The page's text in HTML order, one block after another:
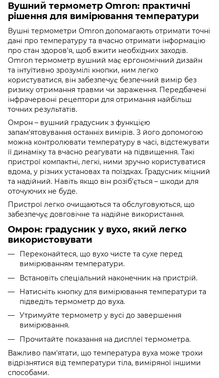
Вушний термометр Omron: практичні
рішення для вимірювання температури
Вушні термометри Omron допомагають отримати точні
дані про температуру та вчасно отримати інформацію
про стан здоров'я, щоб вжити необхідних заходів.
Omron термометр вушний має ергономічний дизайн
та інтуїтивно зрозумілі кнопки, ним легко
користуватися, він забезпечує безпечний вимір без
ризику отримання травми чи зараження. Передбачені
інфрачервоні рецептори для отримання найбільш
точних результатів.
Омрон – вушний градусник з функцією
запам'ятовування останніх вимірів. З його допомогою
можна контролювати температуру в часі, відстежувати
її динаміку та вчасно реагувати на підвищення. Такі
пристрої компактні, легкі, ними зручно користуватися
вдома, у різних установах та поїздках. Градусник міцний
та надійний. Навіть якщо він розіб'ється – шкоди для
оточуючих не буде.
Пристрої легко очищаються та обслуговуються, що
забезпечує довговічне та надійне використання.
Омрон: градусник у вухо, який легко
використовувати
Переконайтеся, що вухо чисте та сухе перед
вимірюванням температури.
Встановіть спеціальний наконечник на пристрій.
Натисніть кнопку для вимірювання температури та
підведіть термометр до вуха.
Утримуйте термометр у вусі до завершення
вимірювання.
Прочитайте показання на дисплеї термометра.
Важливо пам'ятати, що температура вуха може трохи
відрізнятися від температури тіла, виміряної іншими
способами.